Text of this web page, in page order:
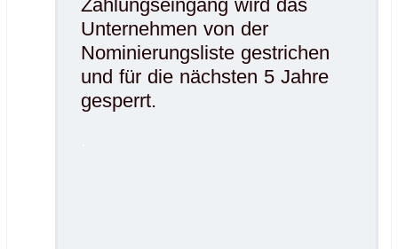
Zahlungseingang wird das
Unternehmen von der
Nominierungsliste gestrichen
und für die nächsten 5 Jahre
gesperrt.